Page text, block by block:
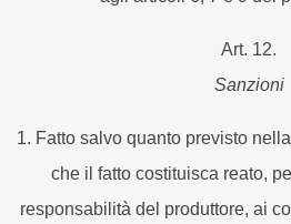
Art. 12.
Sanzioni
1. Fatto salvo quanto previsto
che il fatto costituisca reato,
responsabilità del produttore, ai